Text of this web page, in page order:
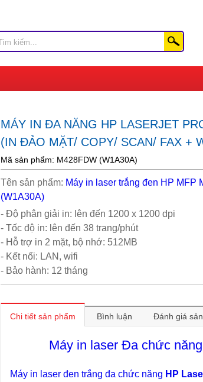
MÁY IN ĐA NĂNG HP LASERJET
(IN ĐẢO MẶT/ COPY/ SCAN/ FAX +
Mã sản phẩm: M428FDW (W1A30A)
Tên sản phẩm: Máy in laser trắng đen HP MFP
(W1A30A)
- Độ phân giải in: lên đến 1200 x 1200 dpi
- Tốc độ in: lên đến 38 trang/phút
- Hỗ trợ in 2 mặt, bộ nhớ: 512MB
- Kết nối: LAN, wifi
- Bảo hành: 12 tháng
Chi tiết sản phẩm Bình luận Đánh giá
Máy in laser Đa chức
Máy in laser đen trắng đa chức năng HP